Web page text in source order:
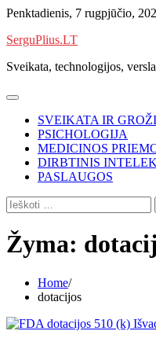
Skip
content
Penktadienis, 7 rugpjūčio,
SerguPlius.LT
Sveikata, technologijos,
SVEIKATA IR
PSICHOLOGIJA
MEDICINOS
DIRBTINIS
PASLAUGOS
Ieškoti:
Žyma:
Home
dotacijos